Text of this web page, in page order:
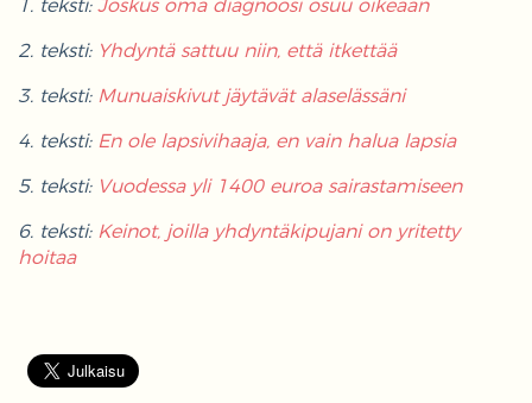
1. teksti: Joskus oma diagnoosi osuu oikeaan
2. teksti: Yhdyntä sattuu niin, että itkettää
3. teksti: Munuaiskivut jäytävät alaselässäni
4. teksti: En ole lapsivihaaja, en vain halua lapsia
5. teksti: Vuodessa yli 1400 euroa sairastamiseen
6. teksti: Keinot, joilla yhdyntäkipujani on yritetty
hoitaa